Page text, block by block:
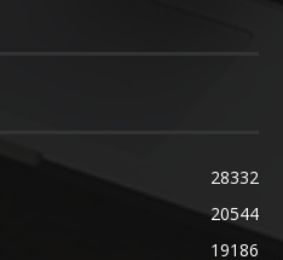
28332
20544
19186